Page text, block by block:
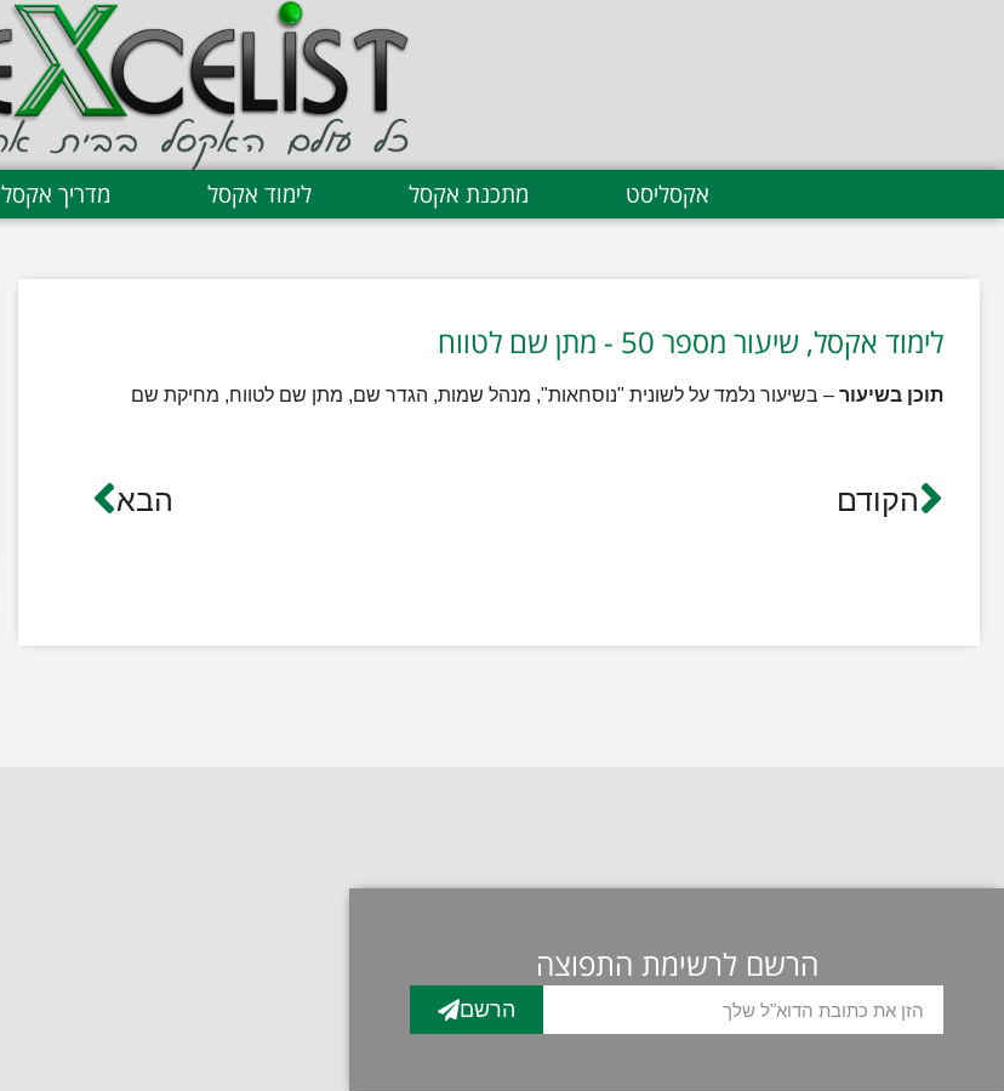
אקסליסט מתכנת אקסל לימוד אקסל מדריך אקסל
לימוד אקסל, שיעור מספר 50 - מתן שם לטווח
תוכן בשיעור – בשיעור נלמד על לשונית "נוסחאות", מנהל שמות, הגדר שם, מתן שם לטווח, מחיקת שם
הקודם הבא
הרשם לרשימת התפוצה
הרשם